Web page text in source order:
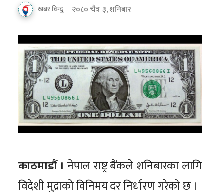
खबर विन्दु २०८० चैत्र ३, शनिबार
काठमाडौं । नेपाल राष्ट्र बैंकले शनिबारका लागि
विदेशी मुद्राको विनिमय दर निर्धारण गरेको छ ।